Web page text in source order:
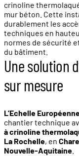
crinoline
mur béton. Cette
durablement les
techniques en
normes de sécurité
du bâtiment.
Une solution
sur mesure
L’Echelle
chantier technique
à crinoline
La Rochelle, en
Nouvelle-Aquitaine